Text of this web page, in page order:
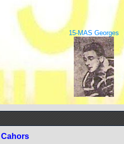
15-MAS Georges
Cahors